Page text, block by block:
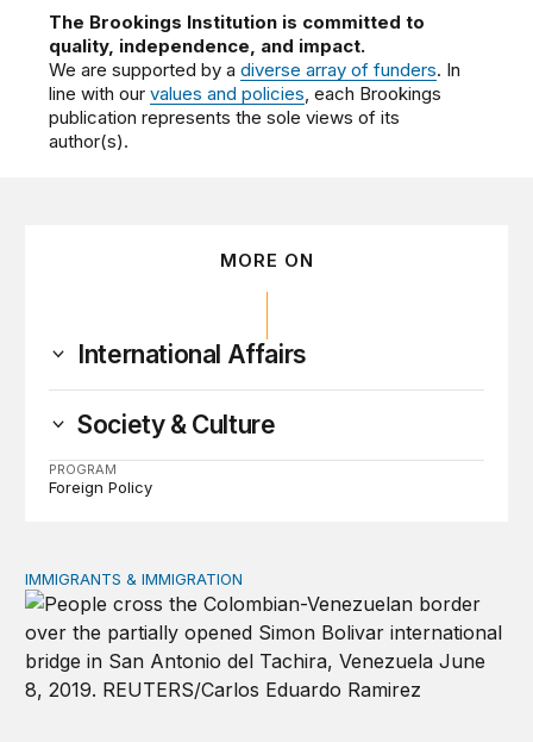
The Brookings Institution is committed to
quality, independence, and impact.
We are supported by adiverse array of funders. In
line with ourvalues and policies, each Brookings
publication represents the sole views of its
author(s).
MORE ON
International Affairs
Society & Culture
PROGRAM
Foreign Policy
Inmigrantes venezolanos, crimen y percepciones
IMMIGRANTS & IMMIGRATION